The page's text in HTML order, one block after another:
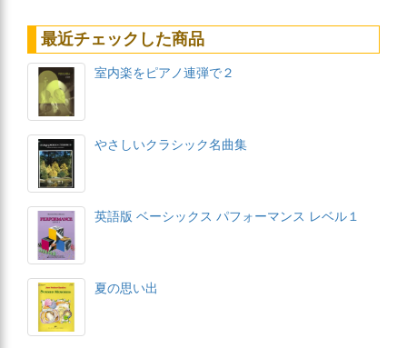
最近チェックした商品
室内楽をピアノ連弾で２
やさしいクラシック名曲集
英語版 ベーシックス パフォーマンス レベル１
夏の思い出